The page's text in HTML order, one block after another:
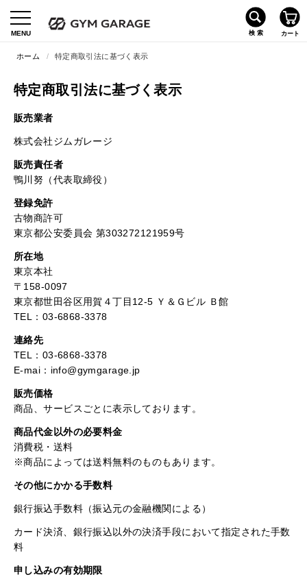
ホーム / 特定商取引法に基づく表示
特定商取引法に基づく表示
販売業者
株式会社ジムガレージ
販売責任者
鴨川努（代表取締役）
登録免許
古物商許可
東京都公安委員会 第303272121959号
所在地
東京本社
〒158-0097
東京都世田谷区用賀４丁目12-5 Ｙ＆Ｇビル Ｂ館
TEL：03-6868-3378
連絡先
TEL：03-6868-3378
E-mai：info@gymgarage.jp
販売価格
商品、サービスごとに表示しております。
商品代金以外の必要料金
消費税・送料
※商品によっては送料無料のものもあります。
その他にかかる手数料
銀行振込手数料（振込元の金融機関による）
カード決済、銀行振込以外の決済手段において指定された手数
料
申し込みの有効期限